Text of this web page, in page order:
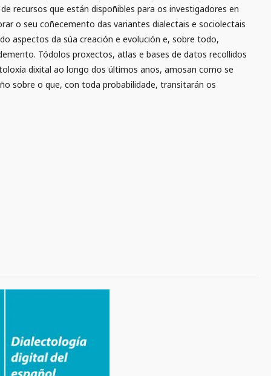
recursos que están dispoñibles para os investigadores en
o seu coñecemento das variantes dialectais e sociolectais
aspectos da súa creación e evolución e, sobre todo,
Tódolos proxectos, atlas e bases de datos recollidos
dixital ao longo dos últimos anos, amosan como se
sobre o que, con toda probabilidade, transitarán os